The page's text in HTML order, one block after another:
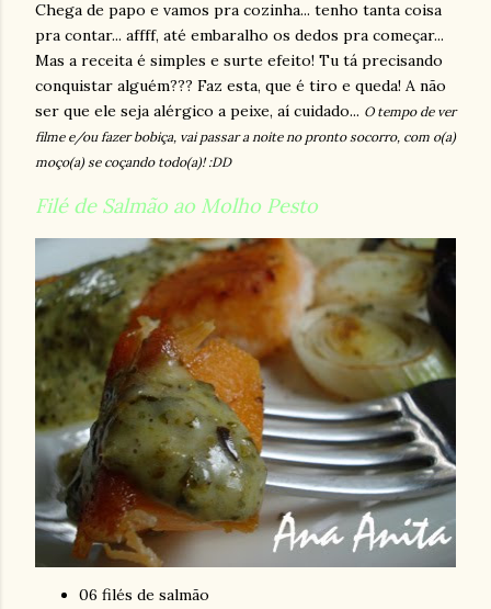
Chega de papo e vamos pra cozinha... tenho tanta coisa
pra contar... affff, até embaralho os dedos pra começar...
Mas a receita é simples e surte efeito! Tu tá precisando
conquistar alguém??? Faz esta, que é tiro e queda! A não
ser que ele seja alérgico a peixe, aí cuidado... O tempo de ver
filme e/ou fazer bobiça, vai passar a noite no pronto socorro, com o(a)
moço(a) se coçando todo(a)! :DD
Filé de Salmão ao Molho Pesto
06 filés de salmão